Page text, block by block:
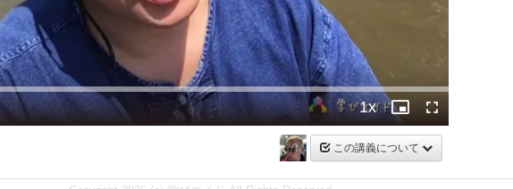
Video
1xPlayback
Rate
Picture-
in-
Picture
Fullscreen
この講義について